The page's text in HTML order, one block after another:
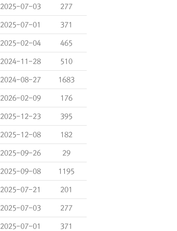
2025-07-03 277
2025-07-01 371
2025-02-04 465
2024-11-28 510
2024-08-27 1683
2026-02-09 176
2025-12-23 395
2025-12-08 182
2025-09-26 29
2025-09-08 1195
2025-07-21 201
2025-07-03 277
2025-07-01 371